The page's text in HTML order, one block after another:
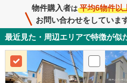
物件購入者は 平均6物件以
お問い合わせをしていま
最近見た・周辺エリアで特徴が似